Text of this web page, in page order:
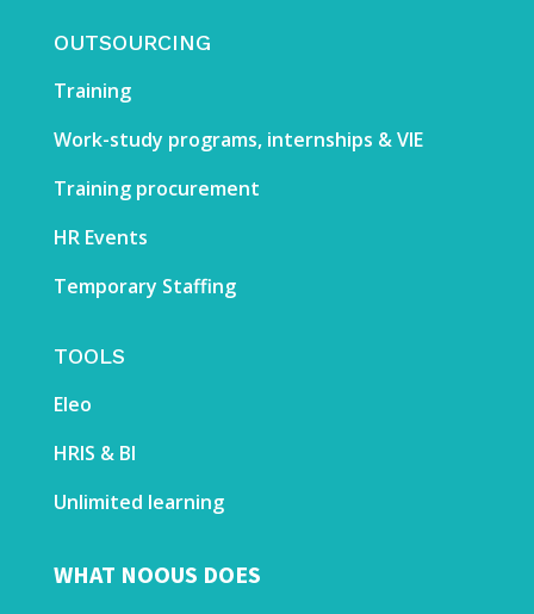
OUTSOURCING
Training
Work-study programs, internships & VIE
Training procurement
HR Events
Temporary Staffing
TOOLS
Eleo
HRIS & BI
Unlimited learning
WHAT NOOUS DOES